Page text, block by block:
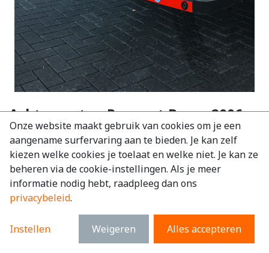
Achteropstap Peugeot Boxer 2006-
2024 (TOW)
EAN: 6097248261298
€743,60excl. BTW
€899,76 incl. BTW
Onze website maakt gebruik van cookies om je een
aangename surfervaring aan te bieden. Je kan zelf
kiezen welke cookies je toelaat en welke niet. Je kan ze
beheren via de cookie-instellingen. Als je meer
informatie nodig hebt, raadpleeg dan ons
privacybeleid.
Instellen Weigeren Alles accepteren